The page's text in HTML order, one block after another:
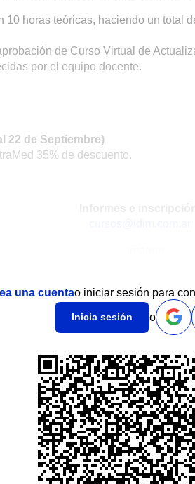
10 horas teóricas, haciendo un total
de Curso Virtual de
por el equipo docente.
22 de Septiembre)
35% de descuento.
una cuentao iniciar sesión para
Inicia sesión o